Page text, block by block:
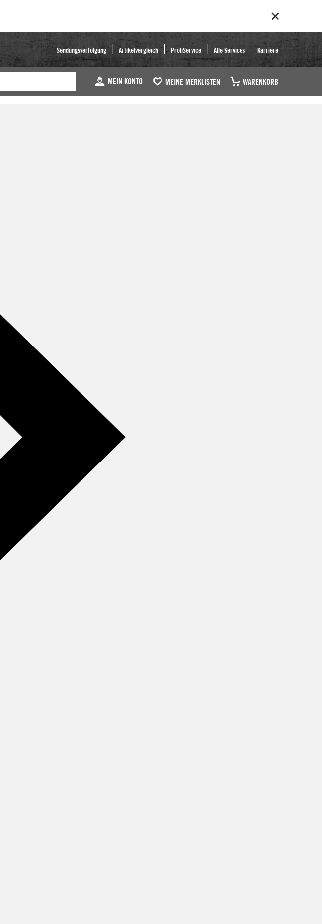
Sendungsverfolgung Artikelvergleich ProfiService Alle Services Karriere
MEIN KONTO MEINE MERKLISTEN WARENKORB